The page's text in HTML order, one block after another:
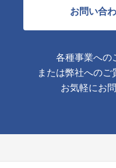
お問い合
各種事業への
または弊社へのご
お気軽にお